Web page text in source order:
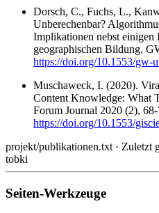
Dorsch, C., Fuchs, L.,
Unberechenbar?
Implikationen nebst einigen
geographischen Bildung.
https://doi.org/10.1553/gw-
Muschaweck, I. (2020).
Content Knowledge: What
Forum Journal 2020 (2),
https://doi.org/10.1553/
projekt/publikationen.txt · Zuletzt
tobki
Seiten-Werkzeuge